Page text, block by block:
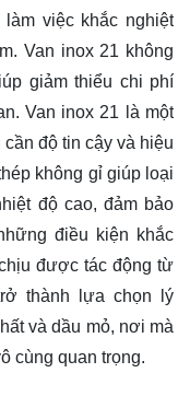
việc khắc nghiệt
Van inox 21 không
giảm thiểu chi phí
Van inox 21 là một
độ tin cậy và hiệu
không gỉ giúp loại
độ cao, đảm bảo
điều kiện khắc
được tác động từ
thành lựa chọn lý
và dầu mỏ, nơi mà
cùng quan trọng.